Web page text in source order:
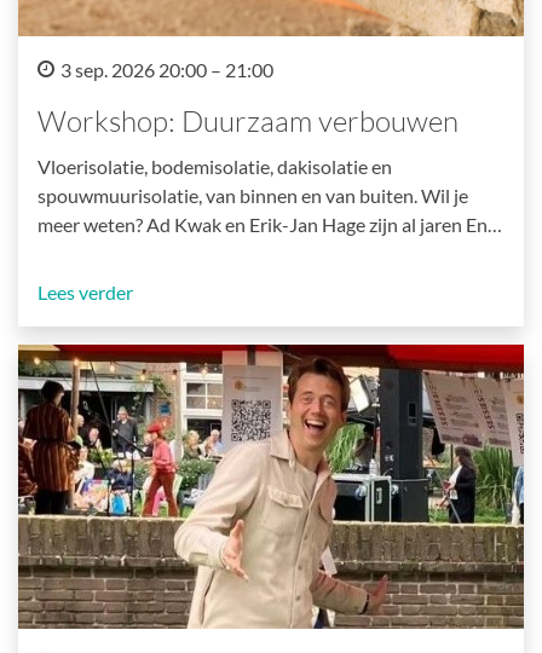
3 sep. 2026 20:00 – 21:00
Workshop: Duurzaam verbouwen
Vloerisolatie, bodemisolatie, dakisolatie en
spouwmuurisolatie, van binnen en van buiten. Wil je
meer weten? Ad Kwak en Erik-Jan Hage zijn al jaren En…
Lees verder